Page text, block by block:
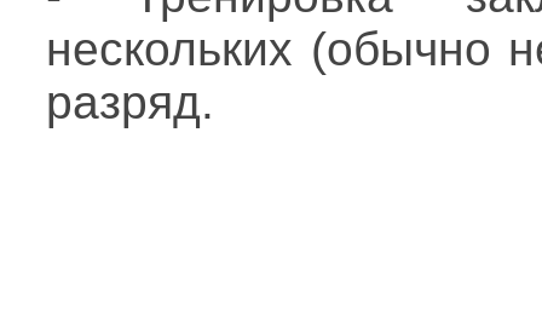
нескольких (обычно
разряд.